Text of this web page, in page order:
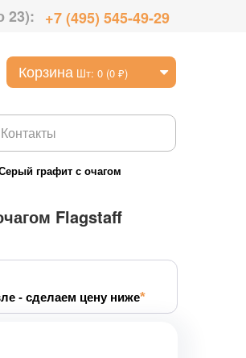
23): +7 (495) 545-49-29
Корзина Шт: 0 (0 ₽)
Контакты
графит с очагом
Flagstaff
- сделаем цену ниже